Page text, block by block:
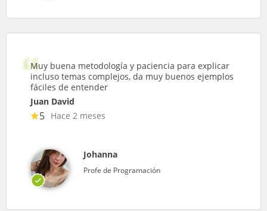
Muy buena metodología y paciencia para explicar
incluso temas complejos, da muy buenos ejemplos
fáciles de entender
Juan David
5 Hace 2 meses
Johanna
Profe de Programación